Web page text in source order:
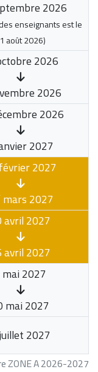
ZONE A 2026-2027
2026
enseignants est le
août 2026)
2026
2026
2026
2027
2027
mars 2027
avril 2027
avril 2027
2027
mai 2027
2027